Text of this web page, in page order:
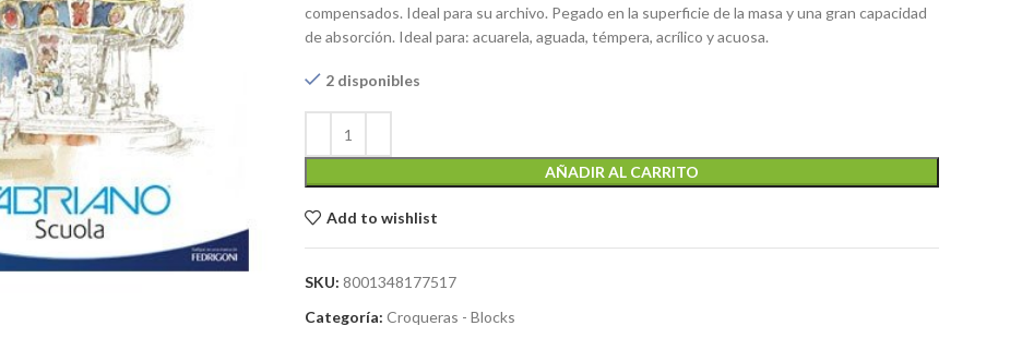
compensados. Ideal para su archivo. Pegado en la superficie de la masa y una gran capacidad
de absorción. Ideal para: acuarela, aguada, témpera, acrílico y acuosa.
2 disponibles
AÑADIR AL CARRITO
Add to wishlist
SKU: 8001348177517
Categoría: Croqueras - Blocks